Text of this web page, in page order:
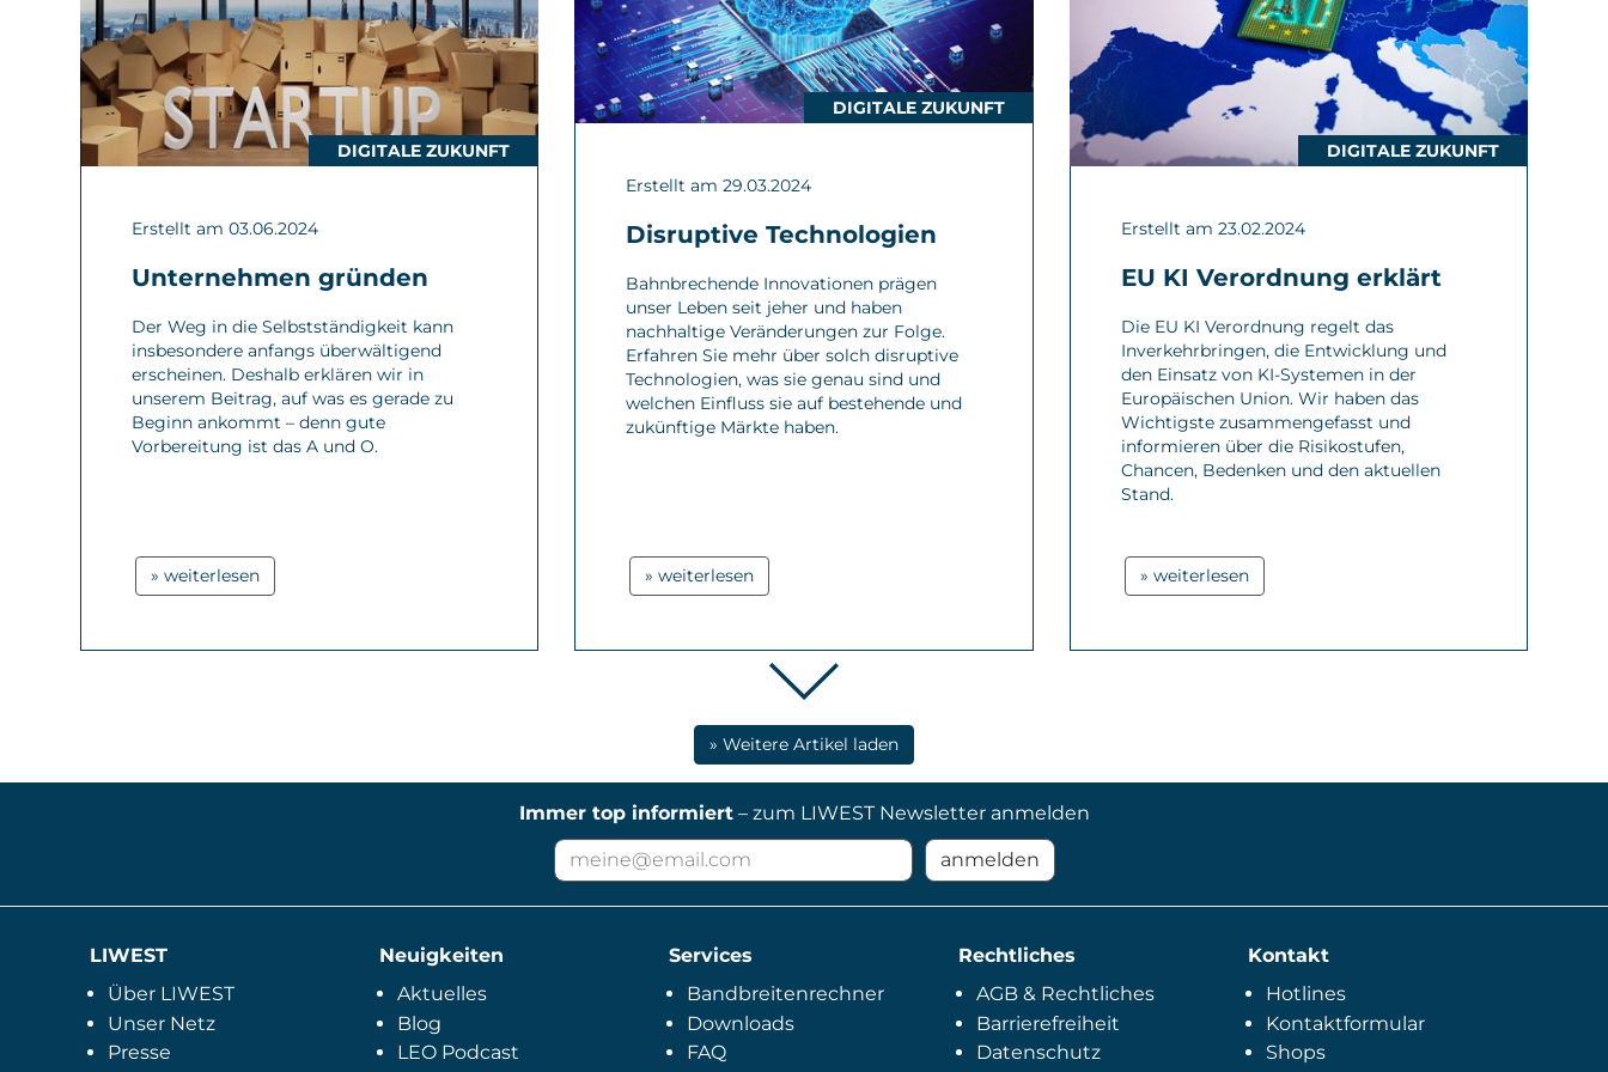
DIGITALE ZUKUNFT
Erstellt am 03.06.2024
Unternehmen gründen
Der Weg in die Selbstständigkeit kann
insbesondere anfangs überwältigend
erscheinen. Deshalb erklären wir in
unserem Beitrag, auf was es gerade zu
Beginn ankommt – denn gute
Vorbereitung ist das A und O.
» weiterlesen
DIGITALE ZUKUNFT
Erstellt am 29.03.2024
Disruptive Technologien
Bahnbrechende Innovationen prägen
unser Leben seit jeher und haben
nachhaltige Veränderungen zur Folge.
Erfahren Sie mehr über solch disruptive
Technologien, was sie genau sind und
welchen Einfluss sie auf bestehende und
zukünftige Märkte haben.
» weiterlesen
DIGITALE ZUKUNFT
Erstellt am 23.02.2024
EU KI Verordnung erklärt
Die EU KI Verordnung regelt das
Inverkehrbringen, die Entwicklung und
den Einsatz von KI-Systemen in der
Europäischen Union. Wir haben das
Wichtigste zusammengefasst und
informieren über die Risikostufen,
Chancen, Bedenken und den aktuellen
Stand.
» weiterlesen
» Weitere Artikel laden
Immer top informiert– zum LIWEST Newsletter anmelden
Mail
Adresse
anmelden
LIWEST
Über LIWEST
Unser Netz
Presse
Neuigkeiten
Aktuelles
Blog
LEO Podcast
Services
Bandbreitenrechner
Downloads
FAQ
Rechtliches
AGB & Rechtliches
Barrierefreiheit
Datenschutz
Kontakt
Hotlines
Kontaktformular
Shops